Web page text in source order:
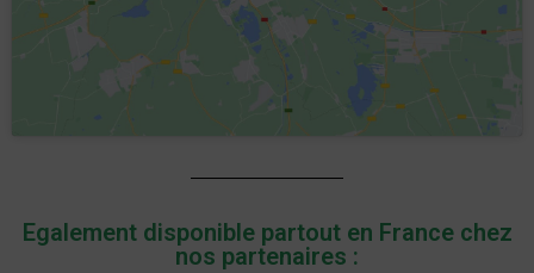
Egalement disponible partout en France chez
nos partenaires :